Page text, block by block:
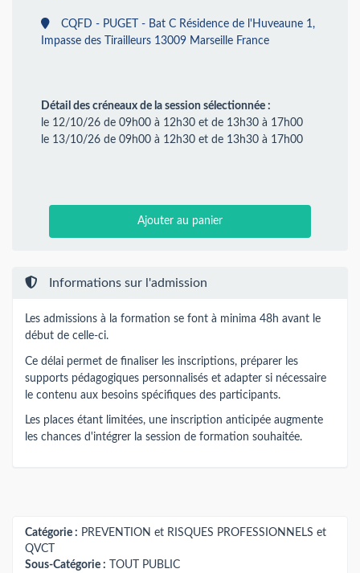
Impasse des Tirailleurs 13009 Marseille France
Détail des créneaux de la session sélectionnée :
le 12/10/26 de 09h00 à 12h30 et de 13h30 à 17h00
le 13/10/26 de 09h00 à 12h30 et de 13h30 à 17h00
Ajouter au panier
Informations sur l'admission
Les admissions à la formation se font à minima 48h avant le
début de celle-ci.
Ce délai permet de finaliser les inscriptions, préparer les
supports pédagogiques personnalisés et adapter si nécessaire
le contenu aux besoins spécifiques des participants.
Les places étant limitées, une inscription anticipée augmente
les chances d'intégrer la session de formation souhaitée.
Catégorie : PREVENTION et RISQUES PROFESSIONNELS et
QVCT
Sous-Catégorie :
TOUT PUBLIC